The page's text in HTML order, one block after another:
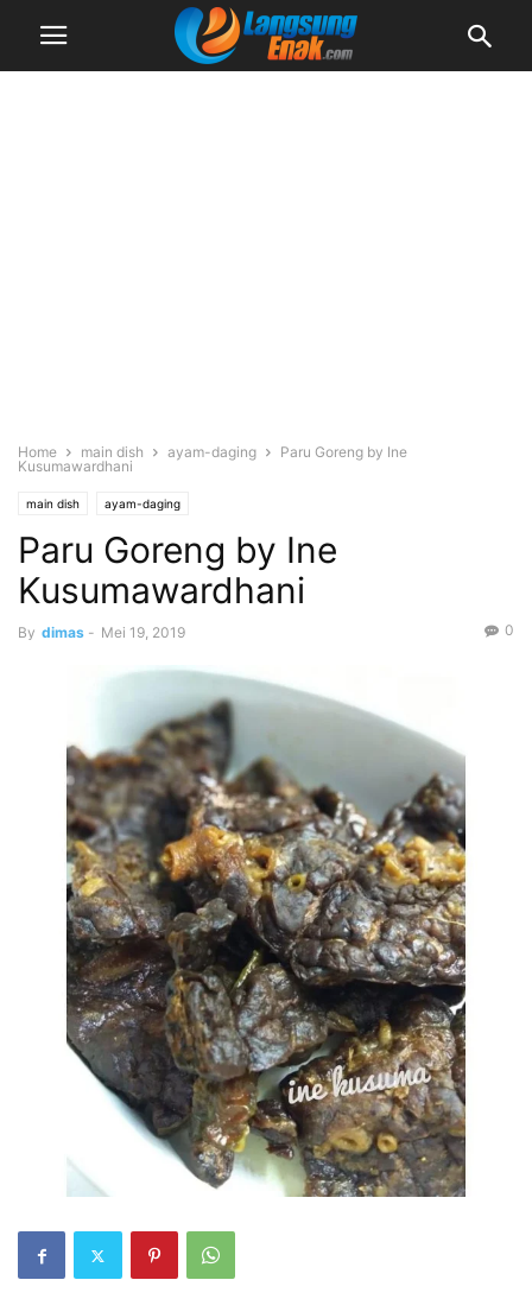
Home main dish ayam-daging
Paru Goreng by Ine
Kusumawardhani
main dish ayam-daging
Paru Goreng by Ine
Kusumawardhani
By dimas - Mei 19, 2019 0